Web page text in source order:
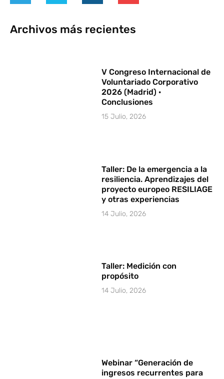
Archivos más recientes
V Congreso Internacional de
Voluntariado Corporativo
2026 (Madrid) ·
Conclusiones
15 Julio, 2026
Taller: De la emergencia a la
resiliencia. Aprendizajes del
proyecto europeo RESILIAGE
y otras experiencias
14 Julio, 2026
Taller: Medición con
propósito
14 Julio, 2026
Webinar “Generación de
ingresos recurrentes para